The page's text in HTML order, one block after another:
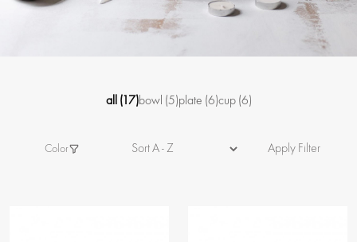
all (17)bowl (5)plate (6)cup (6)
Color Apply Filter